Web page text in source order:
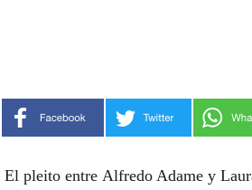
El pleito entre Alfredo Adame y